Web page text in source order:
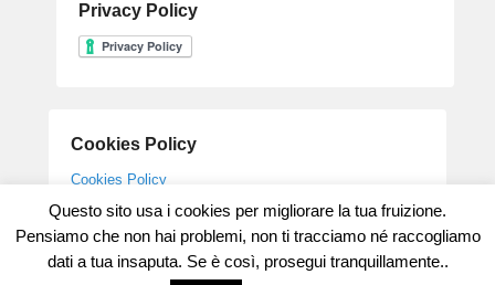
Privacy Policy
Cookies Policy
Cookies Policy
Copyright © 2026Parrocchia Gesu' MaestroAll Rights Reserved.
Questo sito usa i cookies per migliorare la tua fruizione.
Pensiamo che non hai problemi, non ti tracciamo né raccogliamo
dati a tua insaputa. Se è così, prosegui tranquillamente..